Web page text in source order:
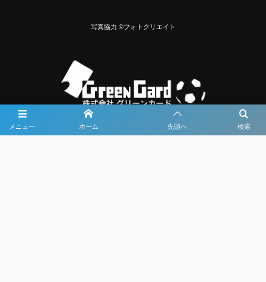
メニュー 検索
ホーム 先頭へ
写真協力 ©フォトクリエイト